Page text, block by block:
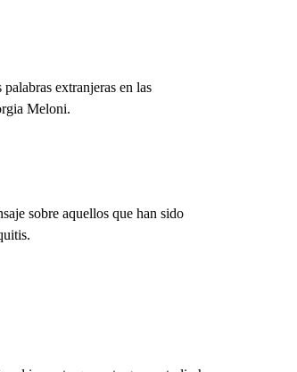
extranjeras en las
Meloni.
sobre aquellos que han sido